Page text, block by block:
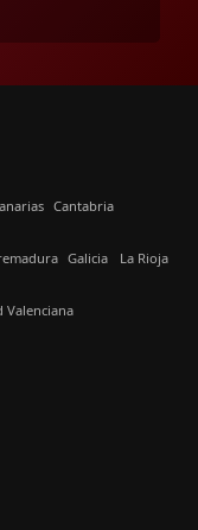
Cantabria
Galicia La Rioja
Valenciana